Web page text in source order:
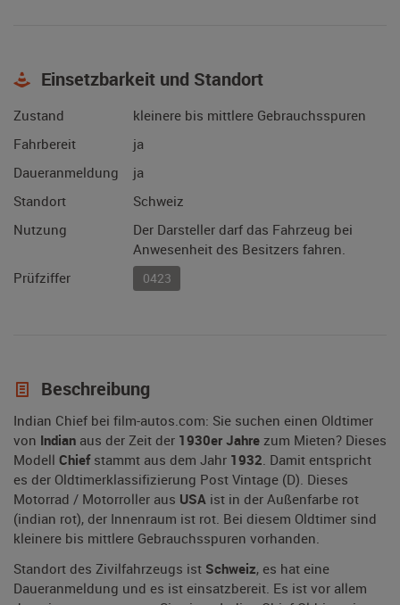
Einsetzbarkeit und Standort
Zustand
kleinere bis mittlere Gebrauchsspuren
Fahrbereit
ja
Daueranmeldung
ja
Standort
Schweiz
Nutzung
Der Darsteller darf das Fahrzeug bei
Anwesenheit des Besitzers fahren.
Prüfziffer
0423
Beschreibung
Indian Chief bei film-autos.com: Sie suchen einen Oldtimer
von Indian aus der Zeit der 1930er Jahre zum Mieten? Dieses
Modell Chiefstammt aus dem Jahr 1932. Damit entspricht
es der Oldtimerklassifizierung Post Vintage (D). Dieses
Motorrad / Motorroller aus USA ist in der Außenfarbe rot
(indian rot), der Innenraum ist rot. Bei diesem Oldtimer sind
kleinere bis mittlere Gebrauchsspuren vorhanden.
Standort des Zivilfahrzeugs ist Schweiz, es hat eine
Daueranmeldung und es ist einsatzbereit. Es ist vor allem